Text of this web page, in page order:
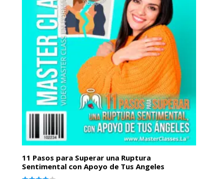
11 Pasos para Superar una Ruptura
Sentimental con Apoyo de Tus Angeles